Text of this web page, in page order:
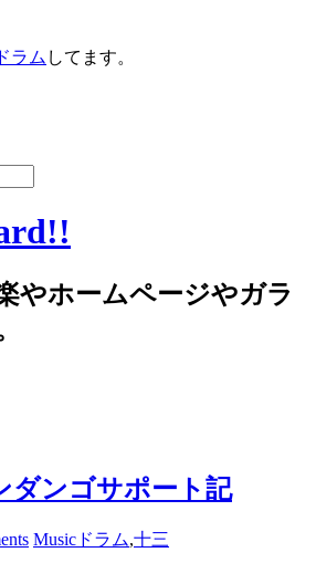
ラム してます。
やホームページやガラ
ダンゴサポート記
Music ドラム,十三